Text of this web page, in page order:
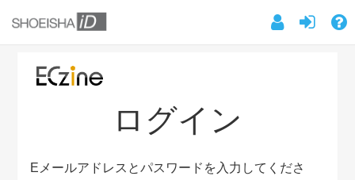
ログイン
Eメールアドレスとパスワードを入力してくださ